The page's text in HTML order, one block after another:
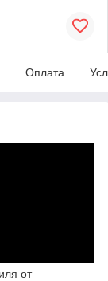
Оплата
от